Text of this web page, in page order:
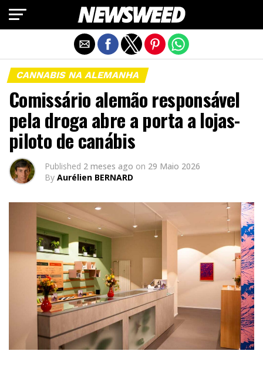
CANNABIS NA ALEMANHA
Comissário alemão responsável
pela droga abre a porta a lojas-
piloto de canábis
Published 2 meses ago on 29 Maio 2026
By Aurélien BERNARD
Exit mobile version